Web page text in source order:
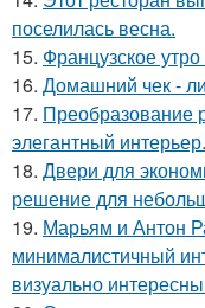
поселилась весна.
15. Французское
16. Домашний чек -
17. Преобразование
элегантный интерьер.
18. Двери для
решение для
19. Марьям и Антон
минималистичный
визуально